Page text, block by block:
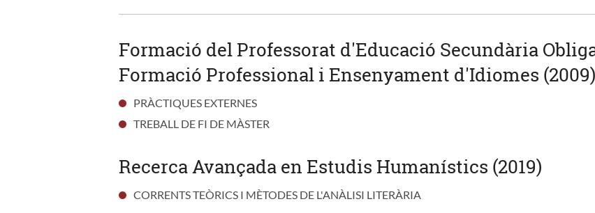
Formació del Professorat d'Educació Secundària
Formació Professional i Ensenyament d'Idiomes (2009)
PRÀCTIQUES EXTERNES
TREBALL DE FI DE MÀSTER
Recerca Avançada en Estudis Humanístics (2019)
CORRENTS TEÒRICS I MÈTODES DE L'ANÀLISI LITERÀRIA